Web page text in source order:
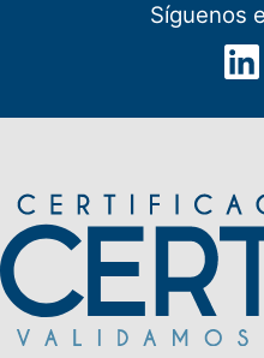
Síguenos